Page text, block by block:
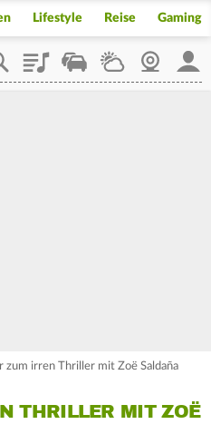
Lifestyle Reise Gaming
PlaylistStaupilotWetterWebcam
zum irren Thriller mit Zoë Saldaña
THRILLER MIT ZOË